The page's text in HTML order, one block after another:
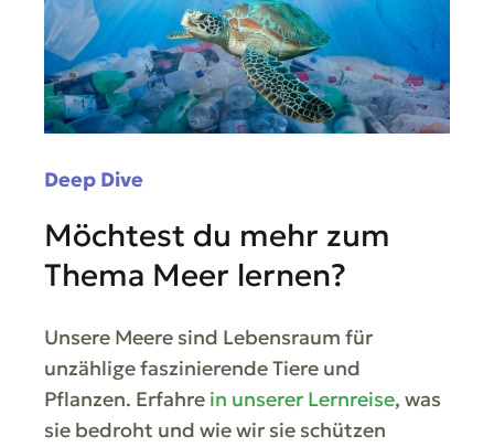
Deep Dive
Möchtest du mehr zum
Thema Meer lernen?
Unsere Meere sind Lebensraum für
unzählige faszinierende Tiere und
Pflanzen. Erfahre in unserer Lernreise, was
sie bedroht und wie wir sie schützen